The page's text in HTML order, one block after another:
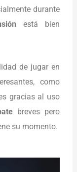
durante
está bien
de jugar en
como
gracias al uso
breves pero
su momento.